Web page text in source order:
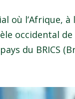
où l’Afrique,
occidental
du BRICS